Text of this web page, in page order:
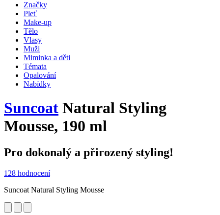
Značky
Pleť
Make-up
Tělo
Vlasy
Muži
Miminka a děti
Témata
Opalování
Nabídky
Suncoat Natural Styling
Mousse, 190 ml
Pro dokonalý a přirozený styling!
128 hodnocení
Suncoat Natural Styling Mousse